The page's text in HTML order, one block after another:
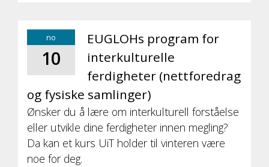
no
10
EUGLOHs program for
interkulturelle
ferdigheter (nettforedrag
og fysiske samlinger)
Ønsker du å lære om interkulturell forståelse
eller utvikle dine ferdigheter innen megling?
Da kan et kurs UiT holder til vinteren være
noe for deg.